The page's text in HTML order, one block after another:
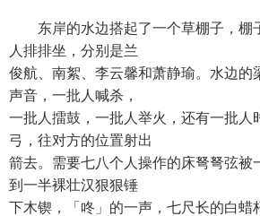
东岸的水边搭起了一个草棚子，棚
人排排坐，分别是兰
俊航、南絮、李云馨和萧静瑜。水边的
声音，一批人喊杀，
一批人擂鼓，一批人举火，还有一批人
弓，往对方的位置射出
箭去。需要七八个人操作的床弩弩弦被
到一半裸壮汉狠狠锤
下木锲，「咚」的一声，七尺长的白蜡